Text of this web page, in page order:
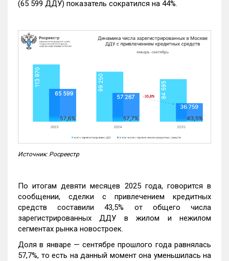
(65 599 ДДУ) показатель сократился на 44%.
Источник: Росреестр
По итогам девяти месяцев 2025 года, говорится в
сообщении, сделки с привлечением кредитных
средств составили 43,5% от общего числа
зарегистрированных ДДУ в жилом и нежилом
сегментах рынка новостроек.
Доля в январе — сентябре прошлого года равнялась
57,7%, то есть на данный момент она уменьшилась на